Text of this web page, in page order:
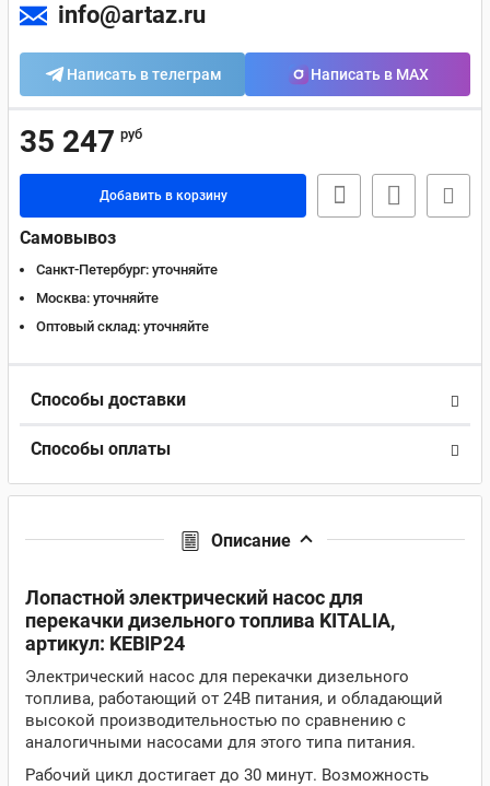
info@artaz.ru
Написать в телеграм Написать в MAX
35 247 руб
Добавить в корзину
Самовывоз
Санкт-Петербург: уточняйте
Москва: уточняйте
Оптовый склад: уточняйте
Способы доставки
Способы оплаты
Описание
Лопастной электрический насос для
перекачки дизельного топлива KITALIA,
артикул: KEBIP24
Электрический насос для перекачки дизельного
топлива, работающий от 24В питания, и обладающий
высокой производительностью по сравнению с
аналогичными насосами для этого типа питания.
Рабочий цикл достигает до 30 минут. Возможность